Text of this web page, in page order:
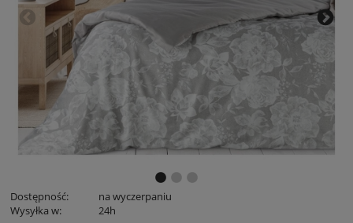
Dostępność:
na wyczerpaniu
Wysyłka w:
24h